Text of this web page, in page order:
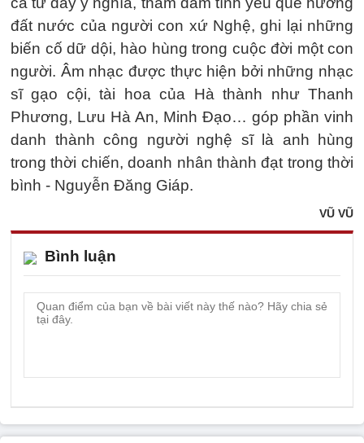
đất nước của người con xứ Nghệ, ghi lại những
biến cố dữ dội, hào hùng trong cuộc đời một con
người. Âm nhạc được thực hiện bởi những nhạc
sĩ gạo cội, tài hoa của Hà thành như Thanh
Phương, Lưu Hà An, Minh Đạo… góp phần vinh
danh thành công người nghệ sĩ là anh hùng
trong thời chiến, doanh nhân thành đạt trong thời
bình - Nguyễn Đăng Giáp.
VŨ VŨ
Bình luận